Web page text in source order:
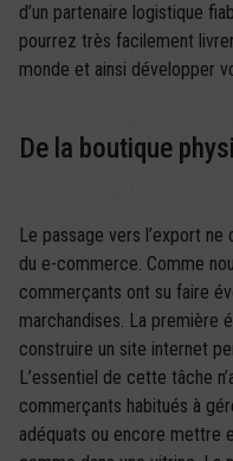
d’un partenaire logistique
pourrez très facilement
monde et ainsi développer
De la boutique
Le passage vers l’export
du e-commerce. Comme
commerçants ont su faire
marchandises. La première
construire un site internet
L’essentiel de cette tâche
commerçants habitués à
adéquats ou encore mettre